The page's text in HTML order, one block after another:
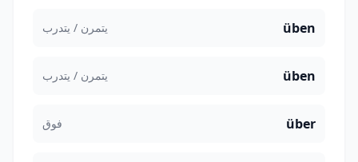
üben يتمرن / يتدرب
üben يتمرن / يتدرب
über فوق